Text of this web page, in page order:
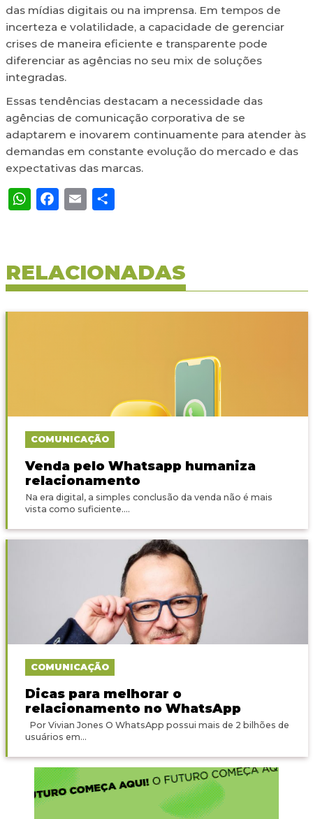
das mídias digitais ou na imprensa. Em tempos de
incerteza e volatilidade, a capacidade de gerenciar
crises de maneira eficiente e transparente pode
diferenciar as agências no seu mix de soluções
integradas.
Essas tendências destacam a necessidade das
agências de comunicação corporativa de se
adaptarem e inovarem continuamente para atender às
demandas em constante evolução do mercado e das
expectativas das marcas.
WhatsApp
Facebook
EmailShare
RELACIONADAS
COMUNICAÇÃO
Venda pelo Whatsapp humaniza
relacionamento
Na era digital, a simples conclusão da venda não é mais
vista como suficiente....
COMUNICAÇÃO
Dicas para melhorar o
relacionamento no WhatsApp
Por Vivian Jones O WhatsApp possui mais de 2 bilhões de
usuários em...